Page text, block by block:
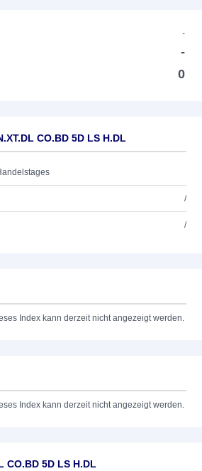
-
-
0
CO.BD 5D LS H.DL
/
/
Index kann derzeit nicht angezeigt werden.
Index kann derzeit nicht angezeigt werden.
CO.BD 5D LS H.DL